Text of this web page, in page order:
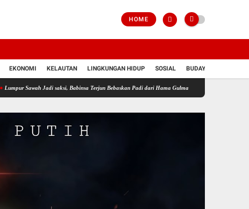
HOME
EKONOMI KELAUTAN LINGKUNGAN HIDUP SOSIAL BUDAYA
Jadi saksi, Babinsa Terjun Bebaskan Padi dari Hama Gulma Perkuat Ketahanan Pangan